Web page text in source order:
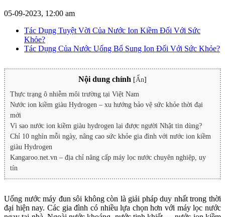
05-09-2023, 12:00 am
Tác Dụng Tuyệt Vời Của Nước Ion Kiềm Đối Với Sức
Khỏe?
Tác Dụng Của Nước Uống Bổ Sung Ion Đối Với Sức Khỏe?
Nội dung chính [Ẩn]
Thực trạng ô nhiễm môi trường tại Việt Nam
Nước ion kiềm giàu Hydrogen – xu hướng bảo vệ sức khỏe thời đại
mới
Vì sao nước ion kiềm giàu hydrogen lại được người Nhật tin dùng?
Chỉ 10 nghìn mỗi ngày, nâng cao sức khỏe gia đình với nước ion kiềm
giàu Hydrogen
Kangaroo.net.vn – địa chỉ nâng cấp máy lọc nước chuyên nghiệp, uy
tín
Uống nước máy đun sôi không còn là giải pháp duy nhất trong thời
đại hiện nay. Các gia đình có nhiều lựa chọn hơn với máy lọc nước